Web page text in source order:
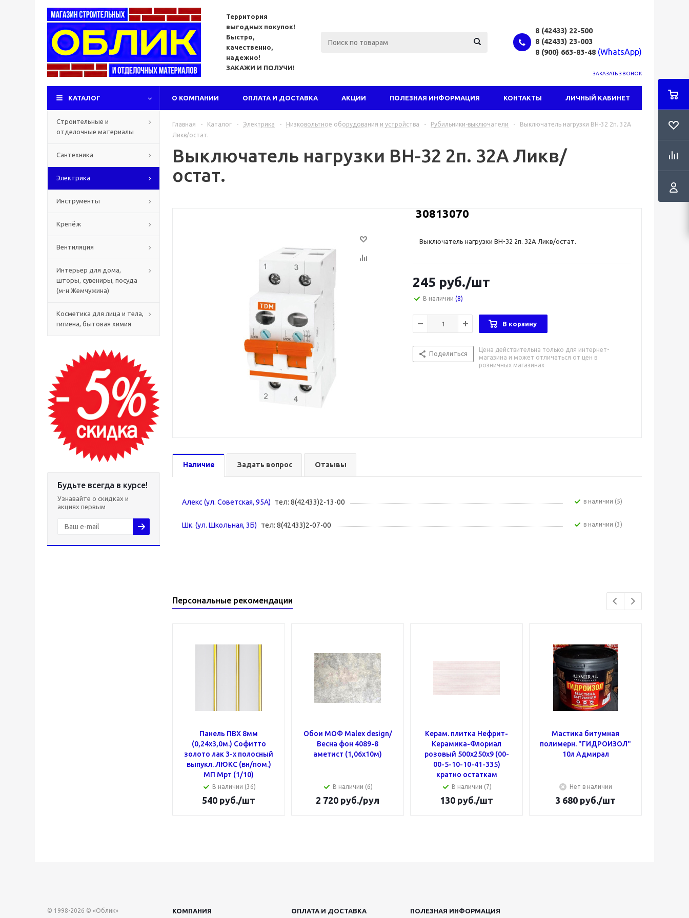
Территория
выгодных покупок!
Быстро,
качественно,
надежно!
ЗАКАЖИ И ПОЛУЧИ!
8 (42433) 22-500
8 (42433) 23-003
8 (900) 663-83-48 (WhatsApp)
ЗАКАЗАТЬ ЗВОНОК
КАТАЛОГ О КОМПАНИИ ОПЛАТА И ДОСТАВКА АКЦИИ ПОЛЕЗНАЯ ИНФОРМАЦИЯ КОНТАКТЫ ЛИЧНЫЙ КАБИНЕТ
Строительные и
отделочные материалы
Сантехника
Электрика
Инструменты
Крепёж
Вентиляция
Интерьер для дома,
шторы, сувениры, посуда
(м-н Жемчужина)
Косметика для лица и тела,
гигиена, бытовая химия
Будьте всегда в курсе!
Узнавайте о скидках и
акциях первым
Главная - Каталог - Электрика - Низковольтное оборудования и устройства - Рубильники-выключатели -
Выключатель нагрузки ВН-32 2п. 32А
Ликв/остат.
Выключатель нагрузки ВН-32 2п. 32А Ликв/
остат.
30813070
Выключатель нагрузки ВН-32 2п. 32А Ликв/остат.
245 руб./шт
В наличии (8)
В корзину
Поделиться
Цена действительна только для интернет-
магазина и может отличаться от цен в
розничных магазинах
Наличие Задать вопрос Отзывы
Алекс (ул. Советская, 95А) тел: 8(42433)2-13-00 В наличии (5)
Шк. (ул. Школьная, 3Б) тел: 8(42433)2-07-00 В наличии (3)
Персональные рекомендации
Панель ПВХ 8мм
(0,24x3,0м.) Cофитто
золото лак 3-х полосный
выпукл. ЛЮКС (вн/пом.)
МП Мрт (1/10)
В наличии (36)
540 руб./шт
Обои МОФ Malex design/
Весна фон 4089-8
аметист (1,06х10м)
В наличии (6)
2 720 руб./рул
Керам. плитка Нефрит-
Керамика-Флориал
розовый 500х250х9 (00-
00-5-10-10-41-335)
кратно остаткам
В наличии (7)
130 руб./шт
Мастика битумная
полимерн. "ГИДРОИЗОЛ"
10л Адмирал
Нет в наличии
3 680 руб./шт
© 1998-2026 © «Облик» КОМПАНИЯ ОПЛАТА И ДОСТАВКА ПОЛЕЗНАЯ ИНФОРМАЦИЯ